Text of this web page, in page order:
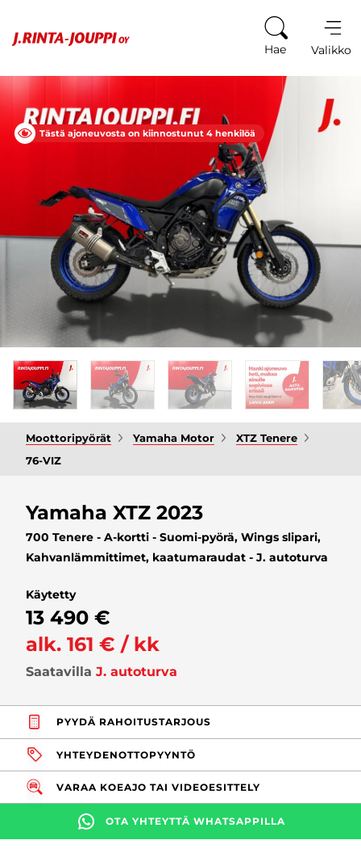
Hae Valikko
Tästä ajoneuvosta on kiinnostunut 4 henkilöä
Moottoripyörät Yamaha Motor
XTZ Tenere
76-VIZ
Yamaha XTZ 2023
700 Tenere - A-kortti - Suomi-pyörä, Wings slipari,
Kahvanlämmittimet, kaatumaraudat - J. autoturva
Käytetty
13 490 €
alk. 161 € / kk
Saatavilla J. autoturva
PYYDÄ RAHOITUSTARJOUS
YHTEYDENOTTOPYYNTÖ
VARAA KOEAJO TAI VIDEOESITTELY
OTA YHTEYTTÄ WHATSAPPILLA